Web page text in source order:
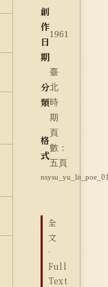
創
作
日
期
1961
分
類
臺
北
時
期
格
式
頁
數：
五頁
全
文
·
Full
Text